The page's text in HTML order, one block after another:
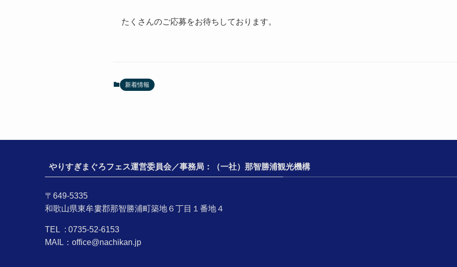
たくさんのご応募をお待ちしております。
新着情報
やりすぎまぐろフェス運営委員会／事務局：（一社）那智勝浦観光機構
〒649-5335
和歌山県東牟婁郡那智勝浦町築地６丁目１番地４
TEL : 0735-52-6153
MAIL：office@nachikan.jp